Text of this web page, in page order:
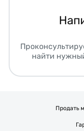
найти
Продать